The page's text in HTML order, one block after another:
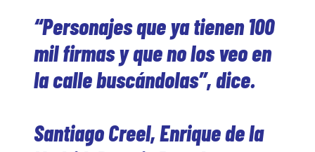
“Personajes que ya tienen 100
mil firmas y que no los veo en
la calle buscándolas”, dice.
Santiago Creel, Enrique de la